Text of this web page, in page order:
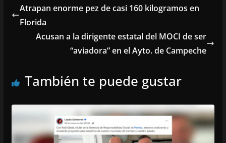
Atrapan enorme pez de casi 160 kilogramos en
Florida
Acusan a la dirigente estatal del MOCI de ser
“aviadora” en el Ayto. de Campeche
También te puede gustar